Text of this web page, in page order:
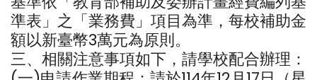
準表」之「業務費」項目為準，每校補助金
額以新臺幣3萬元為原則。
三、相關注意事項如下，請學校配合辦理：